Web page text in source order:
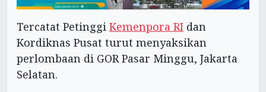
Tercatat Petinggi Kemenpora RI dan
Kordiknas Pusat turut menyaksikan
perlombaan di GOR Pasar Minggu, Jakarta
Selatan.